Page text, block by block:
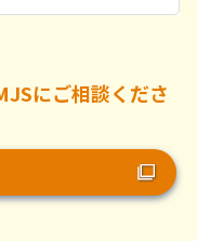
にご相談くださ